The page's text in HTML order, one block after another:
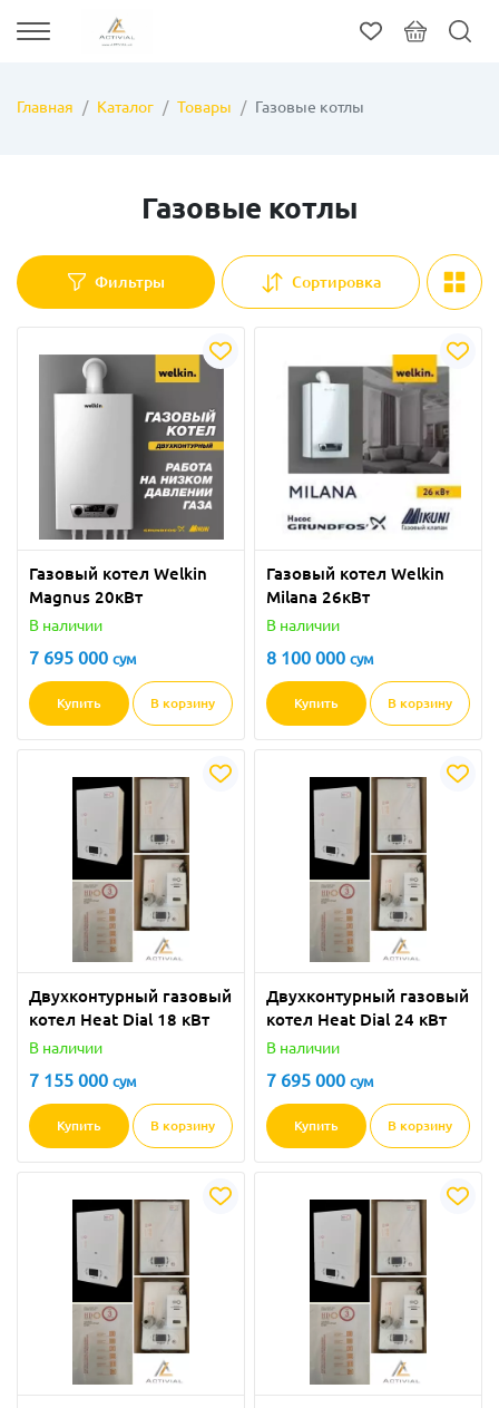
Главная Каталог Товары Газовые котлы
Газовые котлы
Фильтры Сортировка
Газовый котел Welkin
Magnus 20кВт
В наличии
7 695 000 сум
Купить В корзину
Газовый котел Welkin
Milana 26кВт
В наличии
8 100 000 сум
Купить В корзину
Двухконтурный газовый
котел Heat Dial 18 кВт
В наличии
7 155 000 сум
Купить В корзину
Двухконтурный газовый
котел Heat Dial 24 кВт
В наличии
7 695 000 сум
Купить В корзину